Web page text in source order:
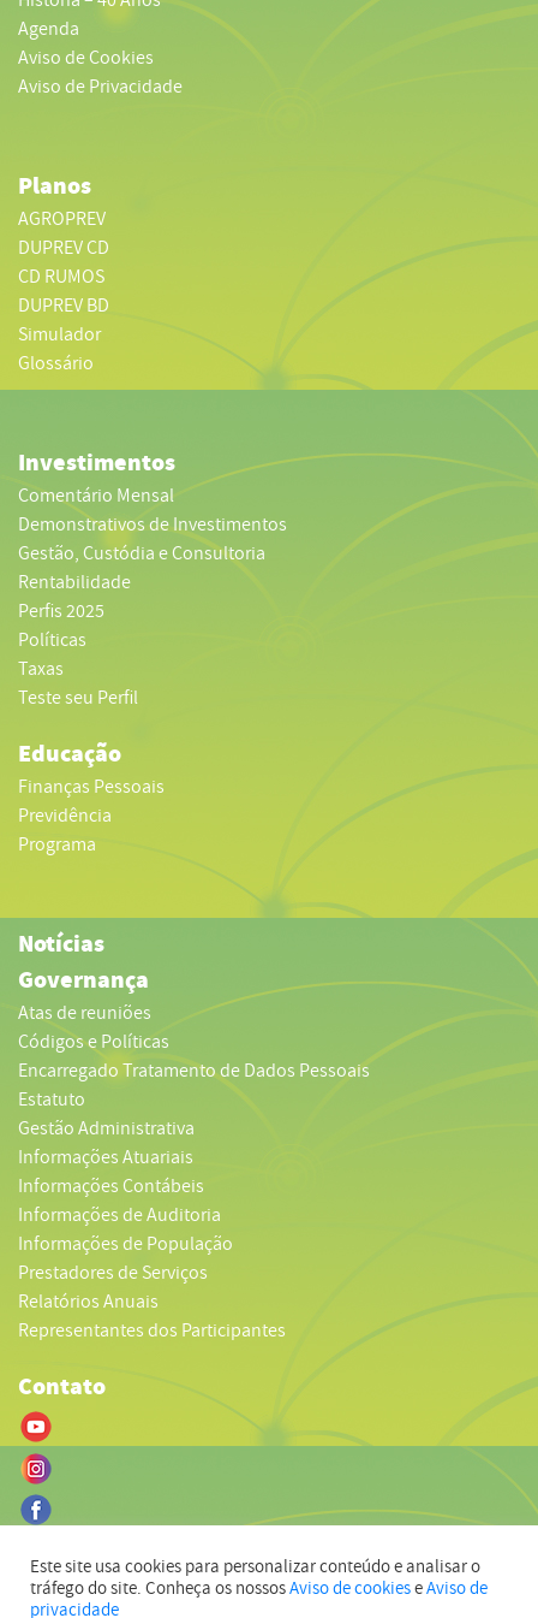
Agenda
Aviso de Cookies
Aviso de Privacidade
Planos
AGROPREV
DUPREV CD
CD RUMOS
DUPREV BD
Simulador
Glossário
Investimentos
Comentário Mensal
Demonstrativos de Investimentos
Gestão, Custódia e Consultoria
Rentabilidade
Perfis 2025
Políticas
Taxas
Teste seu Perfil
Educação
Finanças Pessoais
Previdência
Programa
Notícias
Governança
Atas de reuniões
Códigos e Políticas
Encarregado Tratamento de Dados Pessoais
Estatuto
Gestão Administrativa
Informações Atuariais
Informações Contábeis
Informações de Auditoria
Informações de População
Prestadores de Serviços
Relatórios Anuais
Representantes dos Participantes
Contato
Este site usa cookies para personalizar conteúdo e analisar o
tráfego do site. Conheça os nossosAviso de cookieseAviso de
privacidade